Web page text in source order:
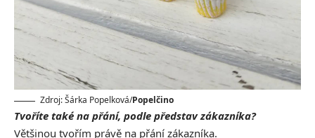
Zdroj: Šárka Popelková/Popelčino
Tvoříte také na přání, podle představ zákazníka?
Většinou tvořím právě na přání zákazníka.